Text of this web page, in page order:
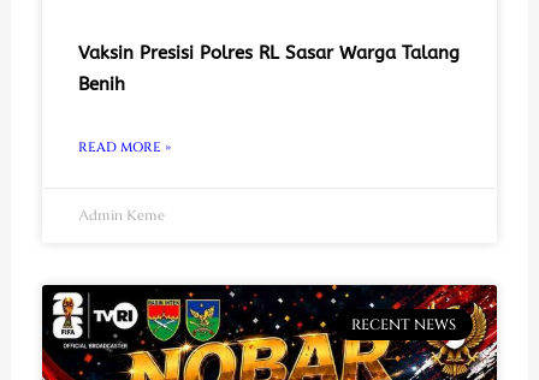
Vaksin Presisi Polres RL Sasar Warga Talang
Benih
READ MORE »
Admin Keme
RECENT NEWS